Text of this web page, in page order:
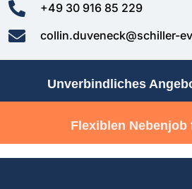
+49 30 916 85 229
collin.duveneck@schiller-
Unverbindliches
Flexiblen Nebenjob